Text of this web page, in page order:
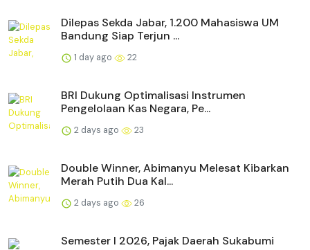
Dilepas Sekda Jabar, 1.200 Mahasiswa UM
Bandung Siap Terjun ...
1 day ago 22
BRI Dukung Optimalisasi Instrumen
Pengelolaan Kas Negara, Pe...
2 days ago 23
Double Winner, Abimanyu Melesat Kibarkan
Merah Putih Dua Kal...
2 days ago 26
Semester I 2026, Pajak Daerah Sukabumi